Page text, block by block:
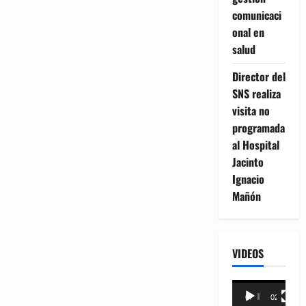
comunicaci
onal en
salud
Director del
SNS realiza
visita no
programada
al Hospital
Jacinto
Ignacio
Mañón
VIDEOS
Reproductor
00:00 02:18